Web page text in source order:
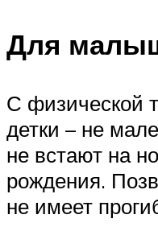
Для
С физической
детки – не
не встают на
рождения.
не имеет